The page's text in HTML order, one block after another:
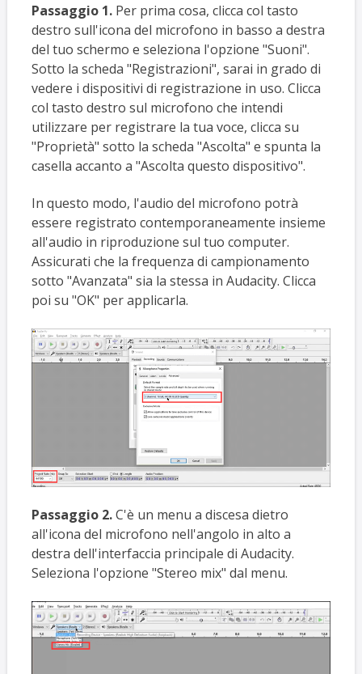
Passaggio 1.Per prima cosa, clicca col tasto
destro sull'icona del microfono in basso a destra
del tuo schermo e seleziona l'opzione "Suoni".
Sotto la scheda "Registrazioni", sarai in grado di
vedere i dispositivi di registrazione in uso. Clicca
col tasto destro sul microfono che intendi
utilizzare per registrare la tua voce, clicca su
"Proprietà" sotto la scheda "Ascolta" e spunta la
casella accanto a "Ascolta questo dispositivo".
In questo modo, l'audio del microfono potrà
essere registrato contemporaneamente insieme
all'audio in riproduzione sul tuo computer.
Assicurati che la frequenza di campionamento
sotto "Avanzata" sia la stessa in Audacity. Clicca
poi su "OK" per applicarla.
Passaggio 2.C'è un menu a discesa dietro
all'icona del microfono nell'angolo in alto a
destra dell'interfaccia principale di Audacity.
Seleziona l'opzione "Stereo mix" dal menu.